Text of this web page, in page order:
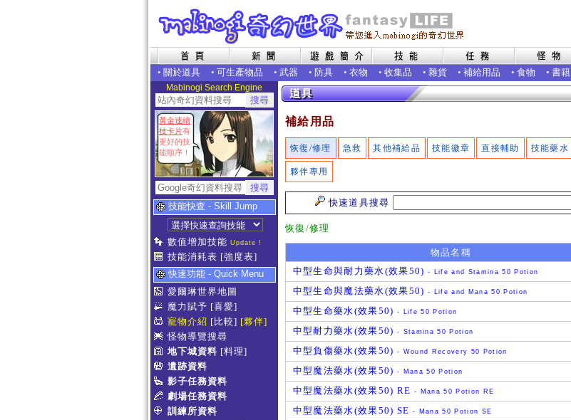
• 關於道具 • 可生產物品 • 武器 • 防具 • 衣物 • 收集品 • 雜貨 • 補給用品 • 食物 • 書籍
Mabinogi Search Engine
黃金連續
技卡片有
更好的技
能順序！
技能快查 - Skill Jump
數值增加技能 Update !
技能消耗表 [強度表]
快速功能 - Quick Menu
愛爾琳世界地圖
魔力賦予 [喜愛]
寵物介紹 [比較] [夥伴]
怪物導覽搜尋
地下城資料 [料理]
遺跡資料
影子任務資料
劇場任務資料
訓練所資料
補給用品
恢復/修理 急救 其他補給品 技能徽章 直接輔助 技能藥水
夥伴專用
快速道具搜尋
恢復/修理
物品名稱
中型生命與耐力藥水(效果50) - Life and Stamina 50 Potion
中型生命與魔法藥水(效果50) - Life and Mana 50 Potion
中型生命藥水(效果50) - Life 50 Potion
中型耐力藥水(效果50) - Stamina 50 Potion
中型負傷藥水(效果50) - Wound Recovery 50 Potion
中型魔法藥水(效果50) - Mana 50 Potion
中型魔法藥水(效果50) RE - Mana 50 Potion RE
中型魔法藥水(效果50) SE - Mana 50 Potion SE